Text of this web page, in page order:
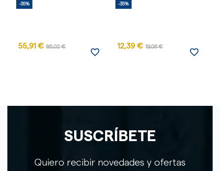
-35%
55,91 € 86,02 €
favorite_border
-35%
12,39 € 19,06 €
favorite_border
SUSCRÍBETE
Quiero recibir novedades y ofertas